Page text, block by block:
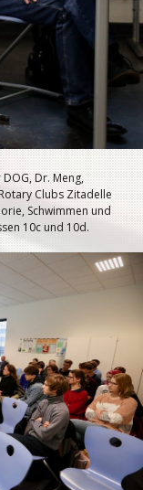
Dr. Meng,
Clubs Zitadelle
Schwimmen und
10c und 10d.